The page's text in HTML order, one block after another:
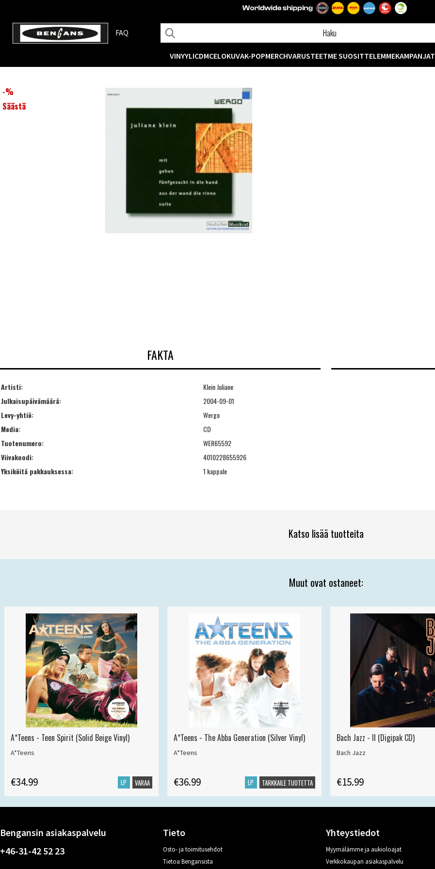
FAQ
VINYYLICDMCELOKUVAK-POPMERCHVARUSTEETME SUOSITTELEMMEKAMPANJAT
-%
Säästä
FAKTA
Artisti:
Klein Juliane
Julkaisupäivämäärä:
2004-09-01
Levy-yhtiö:
Wergo
Media:
CD
Tuotenumero:
WER65592
Viivakoodi:
4010228655926
Yksiköitä pakkauksessa:
1 kappale
Katso lisää tuotteita
Muut ovat ostaneet:
A*Teens - Teen Spirit (Solid Beige Vinyl)
A*Teens
€34.99 LP VARAA
A*Teens - The Abba Generation (Silver Vinyl)
A*Teens
€36.99 LP TARKKAILE TUOTETTA
Bach Jazz - II (Digipak CD)
Bach Jazz
€15.99
Bengansin asiakaspalvelu
+46-31-42 52 23
Tieto
Osto- ja toimitusehdot
Tietoa Bengansista
Yhteystiedot
Myymälämme ja aukioloajat
Verkkokaupan asiakaspalvelu